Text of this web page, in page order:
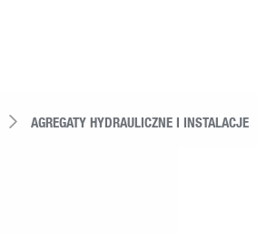
AGREGATY HYDRAULICZNE I INSTALACJE